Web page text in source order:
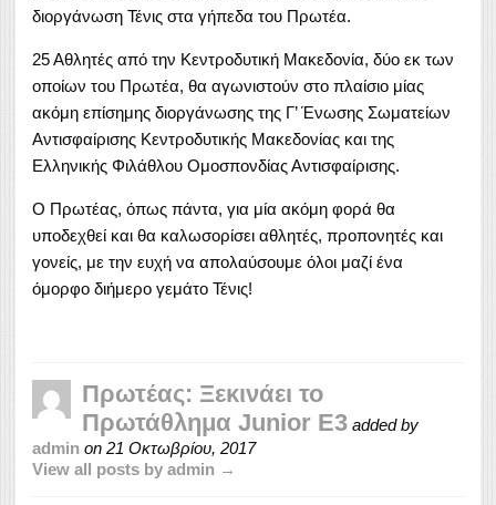
διοργάνωση Τένις στα γήπεδα του Πρωτέα.
25 Αθλητές από την Κεντροδυτική Μακεδονία, δύο εκ των
οποίων του Πρωτέα, θα αγωνιστούν στο πλαίσιο μίας
ακόμη επίσημης διοργάνωσης της Γ’ Ένωσης Σωματείων
Αντισφαίρισης Κεντροδυτικής Μακεδονίας και της
Ελληνικής Φιλάθλου Ομοσπονδίας Αντισφαίρισης.
Ο Πρωτέας, όπως πάντα, για μία ακόμη φορά θα
υποδεχθεί και θα καλωσορίσει αθλητές, προπονητές και
γονείς, με την ευχή να απολαύσουμε όλοι μαζί ένα
όμορφο διήμερο γεμάτο Τένις!
Πρωτέας: Ξεκινάει το
Πρωτάθλημα Junior E3 added by
admin on 21 Οκτωβρίου, 2017
View all posts by admin →